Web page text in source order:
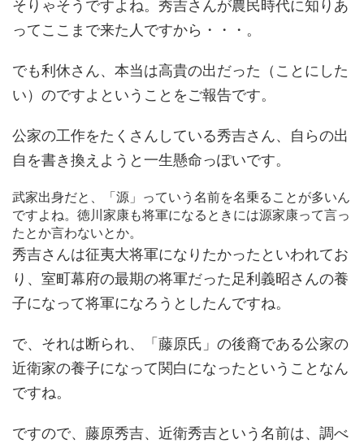
そりゃそうですよね。秀吉さんが農民時代に知りあ
ってここまで来た人ですから・・・。
でも利休さん、本当は高貴の出だった（ことにした
い）のですよということをご報告です。
公家の工作をたくさんしている秀吉さん、自らの出
自を書き換えようと一生懸命っぽいです。
武家出身だと、「源」っていう名前を名乗ることが多いん
ですよね。徳川家康も将軍になるときには源家康って言っ
たとか言わないとか。
秀吉さんは征夷大将軍になりたかったといわれてお
り、室町幕府の最期の将軍だった足利義昭さんの養
子になって将軍になろうとしたんですね。
で、それは断られ、「藤原氏」の後裔である公家の
近衛家の養子になって関白になったということなん
ですね。
ですので、藤原秀吉、近衛秀吉という名前は、調べ